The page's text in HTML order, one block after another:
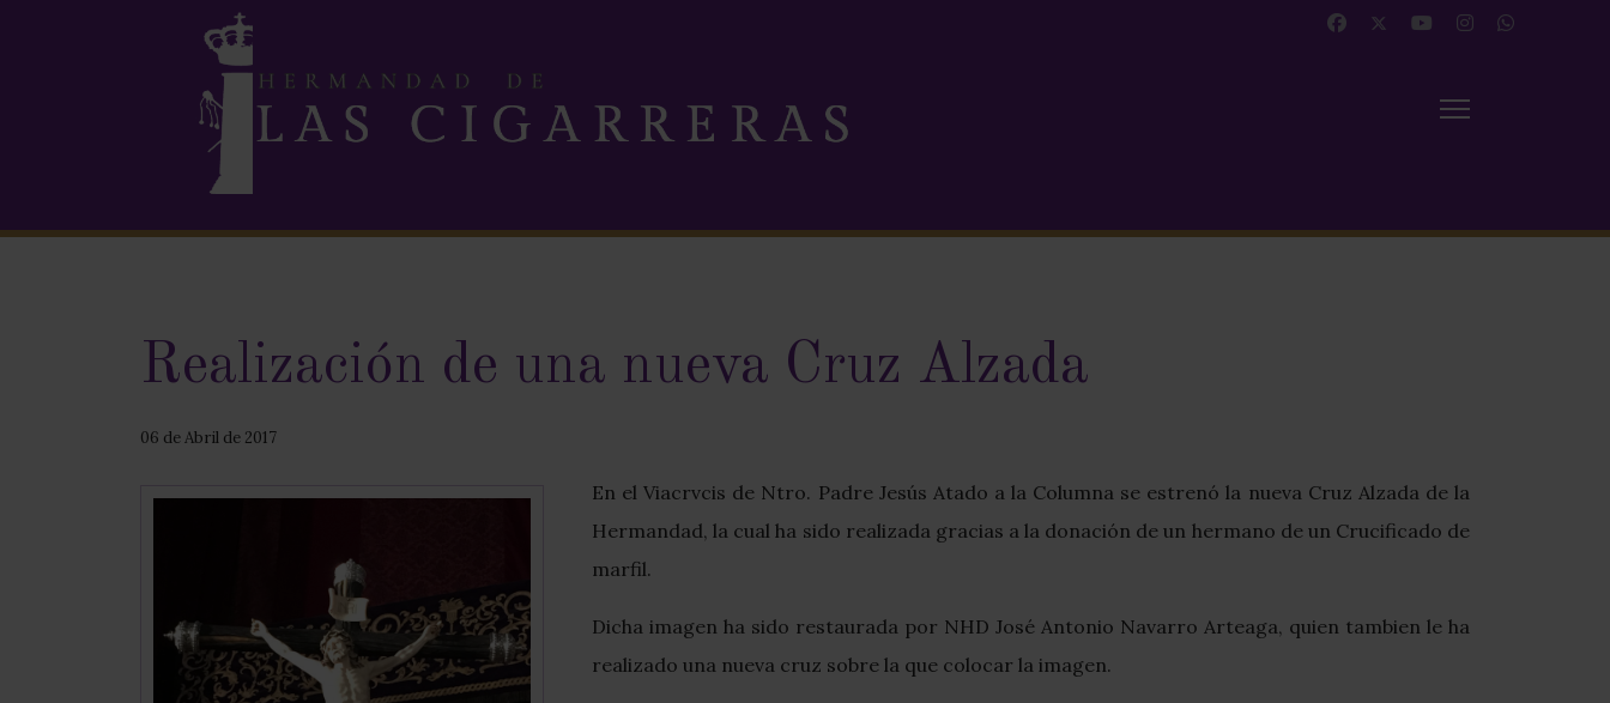
Realización de una nueva Cruz Alzada
06 de Abril de 2017
En el Viacrvcis de Ntro. Padre Jesús Atado a la Columna se estrenó la nueva Cruz Alzada de la
Hermandad, la cual ha sido realizada gracias a la donación de un hermano de un Crucificado de
marfil.
Dicha imagen ha sido restaurada por NHD José Antonio Navarro Arteaga, quien tambien le ha
realizado una nueva cruz sobre la que colocar la imagen.